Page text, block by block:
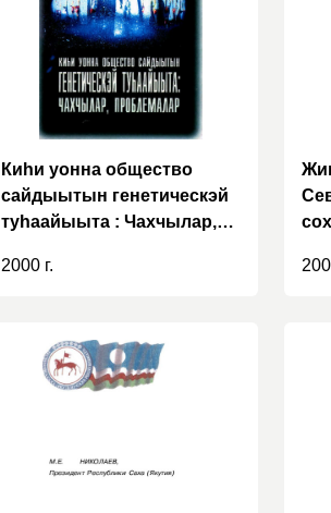
Киһи уонна общество
сайдыытын генетическэй
туһаайыыта : Чахчылар,
2000 г.